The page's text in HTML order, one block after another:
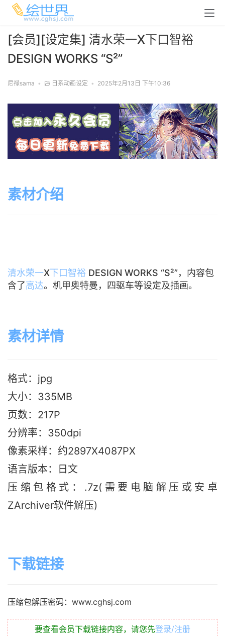
[会员][设定集] 清水荣一X下口智裕
DESIGN WORKS “S²”
尼禄sama • 日系动画设定 • 2025年2月13日 下午10:36
素材介绍
清水荣一X下口智裕 DESIGN WORKS “S²”，内容包
含了高达。机甲奥特曼，四驱车等设定及插画。
素材详情
格式：jpg
大小：335MB
页数：217P
分辨率：350dpi
像素采样：约2897X4087PX
语言版本：日文
压缩包格式：.7z(需要电脑解压或安卓
ZArchiver软件解压)
下载链接
压缩包解压密码：www.cghsj.com
要查看会员下载链接内容，请您先登录/注册